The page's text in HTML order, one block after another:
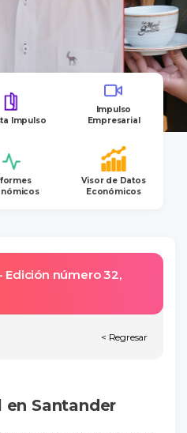
Impulso
Impulso
Empresarial
Visor de Datos
Económicos
Edición número 32,
< Regresar
en Santander